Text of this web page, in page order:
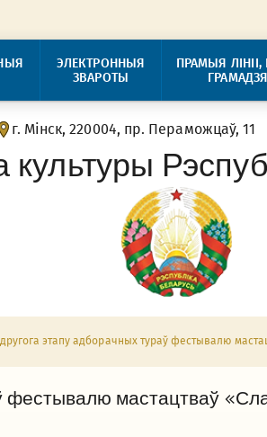
ЭЛЕКТРОННЫЯ
ЗВАРОТЫ
ПРАМЫЯ
г. Мінск, 220004, пр. Пераможцаў, 11
культуры
другога этапу адборачных тураў фестывалю
фестывалю мастацтваў